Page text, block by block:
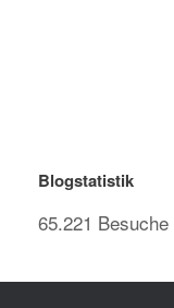
Blogstatistik
65.221 Besuche